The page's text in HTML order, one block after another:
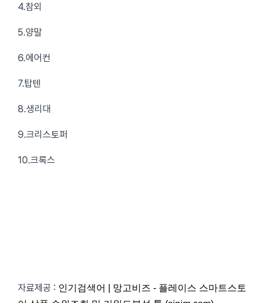
4.참외
5.양말
6.에어컨
7.탑텐
8.생리대
9.크리스토퍼
10.크록스
자료제공 : 인기검색어 | 망고비즈 - 플레이스 스마트스토